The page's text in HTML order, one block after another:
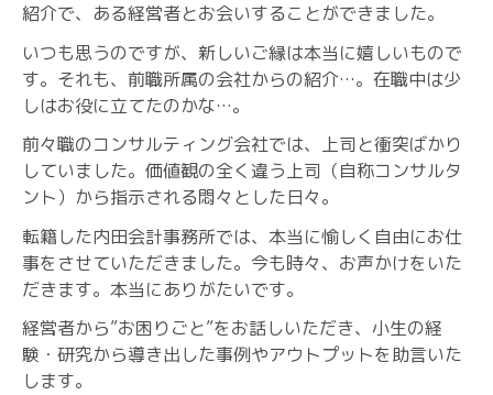
紹介で、ある経営者とお会いすることができました。
いつも思うのですが、新しいご縁は本当に嬉しいもので
す。それも、前職所属の会社からの紹介…。在職中は少
しはお役に立てたのかな…。
前々職のコンサルティング会社では、上司と衝突ばかり
していました。価値観の全く違う上司（自称コンサルタ
ント）から指示される悶々とした日々。
転籍した内田会計事務所では、本当に愉しく自由にお仕
事をさせていただきました。今も時々、お声かけをいた
だきます。本当にありがたいです。
経営者から”お困りごと”をお話しいただき、小生の経
験・研究から導き出した事例やアウトプットを助言いた
します。